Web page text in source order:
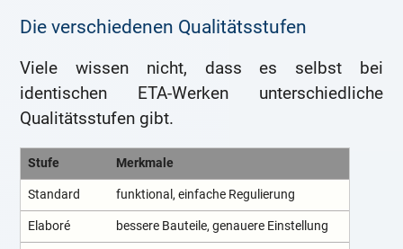
Die verschiedenen Qualitätsstufen
Viele wissen nicht, dass es selbst bei
identischen ETA-Werken unterschiedliche
Qualitätsstufen gibt.
Stufe Merkmale
Standard funktional, einfache Regulierung
Elaboré bessere Bauteile, genauere Einstellung